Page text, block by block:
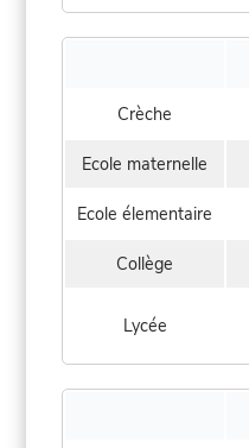
Crèche
Ecole maternelle
Ecole élementaire
Collège
Lycée